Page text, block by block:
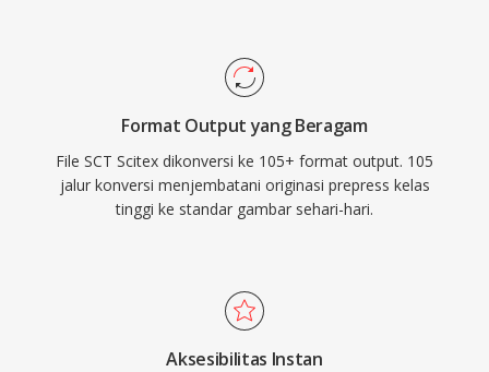
Format Output yang Beragam
File SCT Scitex dikonversi ke 105+ format output. 105
jalur konversi menjembatani originasi prepress kelas
tinggi ke standar gambar sehari-hari.
Aksesibilitas Instan